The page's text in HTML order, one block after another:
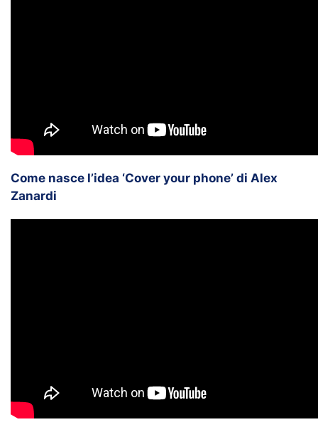
Come nasce l’idea ‘Cover your phone’ di Alex
Zanardi